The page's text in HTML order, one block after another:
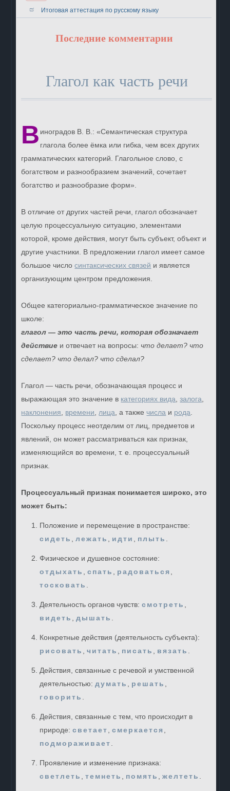
Итоговая аттестация по русскому языку
Последние комментарии
Глагол как часть речи
В иноградов В. В.: «Семантическая структура
глагола более ёмка или гибка, чем всех других
грамматических категорий. Глагольное слово, с
богатством и разнообразием значений, сочетает
богатство и разнообразие форм».
В отличие от других частей речи, глагол обозначает
целую процессуальную ситуацию, элементами
которой, кроме действия, могут быть субъект, объект и
другие участники. В предложении глагол имеет самое
большое числосинтаксических связей и является
организующим центром предложения.
Общее категориально-грамматическое значение по
школе:
глагол — это часть речи, которая обозначает
действие и отвечает на вопросы: что делает? что
cделает? что делал? что сделал?
Глагол — часть речи, обозначающая процесс и
выражающая это значение в категориях вида ,залога
наклонения
времени лица , а также числа и рода
Поскольку процесс неотделим от лиц, предметов и
явлений, он может рассматриваться как признак,
изменяющийся во времени, т. е. процессуальный
признак.
Процессуальный признак понимается широко, это
может быть:
Положение и перемещение в пространстве:
сидеть
,лежать идти плыть
Физическое и душевное состояние:
отдыхать
,спать радоваться
тосковать
Деятельность органов чувств:смотреть
видеть
,дышать
Конкретные действия (деятельность субъекта):
рисовать
,читать писать вязать
Действия, связанные с речевой и умственной
деятельностью:думать решать
говорить
Действия, связанные с тем, что происходит в
природе:светает ,смеркается
подмораживает
Проявление и изменение признака:
светлеть
,темнеть помять ,желтеть